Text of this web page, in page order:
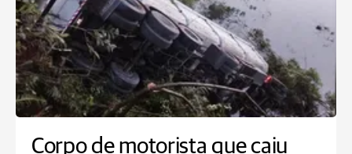
Corpo de motorista que caiu